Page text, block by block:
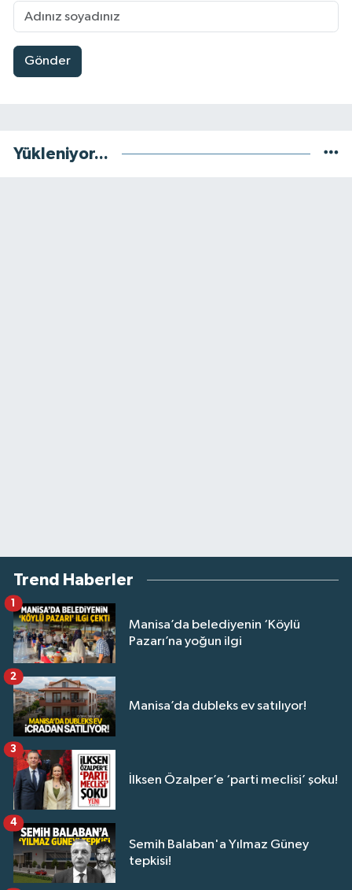
Gönder
Yükleniyor...
Trend Haberler
Manisa’da belediyenin ‘Köylü
Pazarı’na yoğun ilgi
1
Manisa’da dubleks ev satılıyor!
2
İlksen Özalper’e ‘parti meclisi’ şoku!
3
Semih Balaban'a Yılmaz Güney
tepkisi!
4